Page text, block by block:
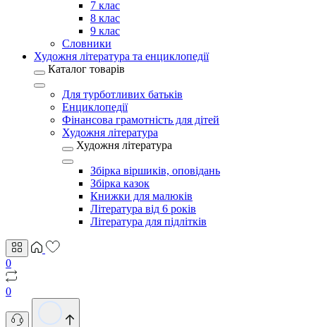
7 клас
8 клас
9 клас
Словники
Художня література та енциклопедії
Каталог товарів
Для турботливих батьків
Енциклопедії
Фінансова грамотність для дітей
Художня література
Художня література
Збірка віршиків, оповідань
Збірка казок
Книжки для малюків
Література від 6 років
Література для підлітків
0
0